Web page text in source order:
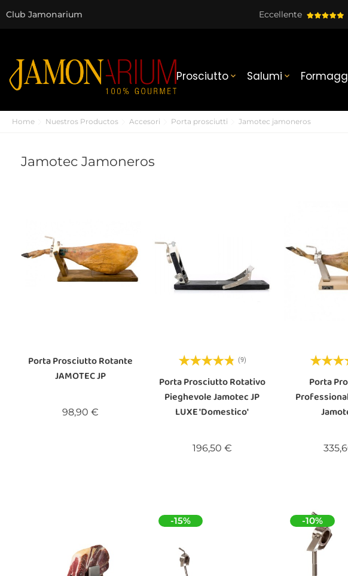
Club Jamonarium Eccellente
Prosciutto  Salumi 
Home Nuestros Productos Accesori Porta prosciutti Jamotec jamoneros
Jamotec Jamoneros
Porta Prosciutto Rotante
JAMOTEC JP
98,90 €
(9)
Porta Prosciutto Rotativo
Pieghevole Jamotec JP
LUXE 'domestico'
196,50 €Prezzo
Porta
-15% -10%